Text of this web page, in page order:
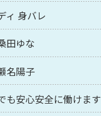
ィ 身バレ
田ゆな
名陽子
も安心安全に働けます